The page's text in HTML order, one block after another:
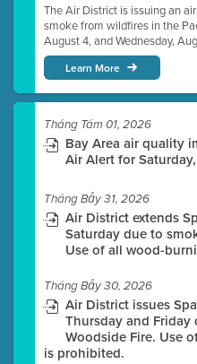
The Air District is issuing an
smoke from wildfires in the
August 4, and Wednesday,
Learn More
Tháng Tám 01, 2026
Bay Area air quality
Air Alert for
Tháng Bảy 31, 2026
Air District extends
Saturday due to
Use of all wood-
Tháng Bảy 30, 2026
Air District issues
Thursday and
Woodside Fire. Use
is prohibited.